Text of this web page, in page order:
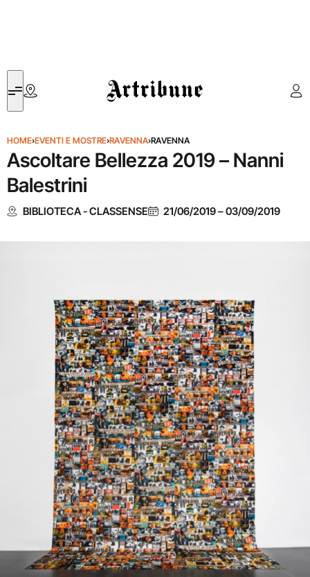
Artribune
HOME›EVENTI E MOSTRE›RAVENNA›RAVENNA
Ascoltare Bellezza 2019 – Nanni
Balestrini
BIBLIOTECA - CLASSENSE 21/06/2019–03/09/2019